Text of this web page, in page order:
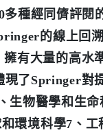
多種經同儕評閱
的線上回
擁有大量的高水
現了 Springer對
、生物醫學和生
和環境科學7 、工